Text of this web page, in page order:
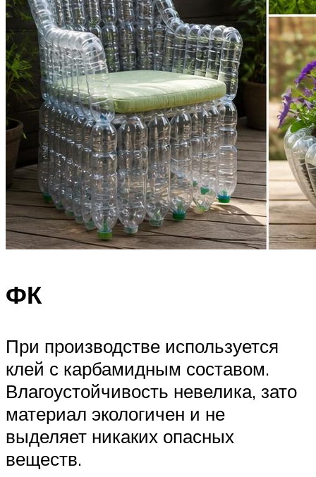
ФК
При производстве используется
клей с карбамидным составом.
Влагоустойчивость невелика, зато
материал экологичен и не
выделяет никаких опасных
веществ.